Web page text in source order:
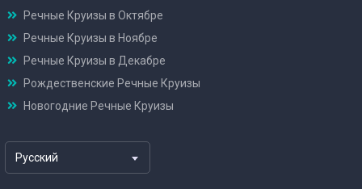
Речные Круизы в Октябре
Речные Круизы в Ноябре
Речные Круизы в Декабре
Рождественские Речные Круизы
Новогодние Речные Круизы
Русский